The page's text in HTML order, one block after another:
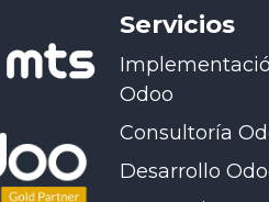
Servicios
Odoo
Consultoría
Desarrollo